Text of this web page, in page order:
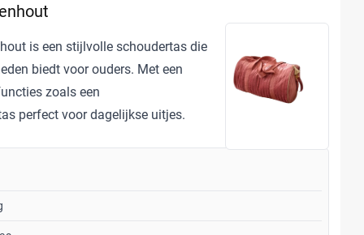
is een stijlvolle schoudertas die
biedt voor ouders. Met een
zoals een
perfect voor dagelijkse uitjes.